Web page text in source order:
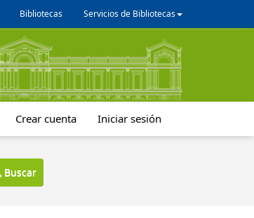
Bibliotecas Servicios de Bibliotecas
Crear cuenta Iniciar sesión
Buscar